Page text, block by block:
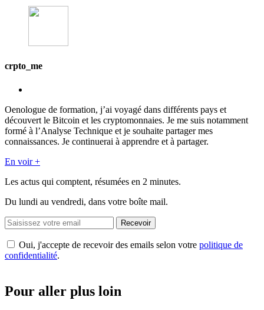
crpto_me
Oenologue de formation, j’ai voyagé dans différents pays et
découvert le Bitcoin et les cryptomonnaies. Je me suis notamment
formé à l’Analyse Technique et je souhaite partager mes
connaissances. Je continuerai à apprendre et à partager.
En voir +
Les actus qui comptent, résumées en 2 minutes.
Du lundi au vendredi, dans votre boîte mail.
Recevoir
Oui, j'accepte de recevoir des emails selon votre politique de
confidentialité.
Pour aller plus loin